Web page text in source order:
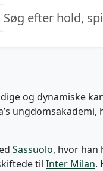
og dynamiske
Sassuolo, hvor
til Inter Milan.